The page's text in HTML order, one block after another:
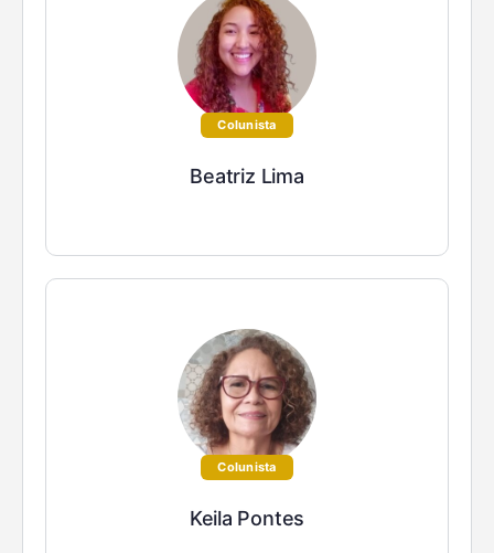
Colunista
Beatriz Lima
Colunista
Keila Pontes